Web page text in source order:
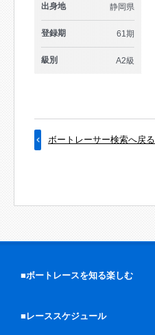
出身地 静岡県
登録期 61期
級別 A2級
ボートレーサー検索へ戻る
■ボートレースを知る楽しむ
■レーススケジュール